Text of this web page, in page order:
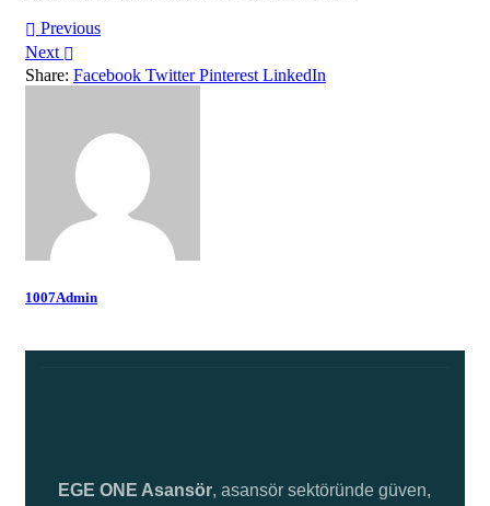
Previous
Next
Share: Facebook TwitterPinterest LinkedIn
1007Admin
EGE ONE Asansör, asansör sektöründe güven,